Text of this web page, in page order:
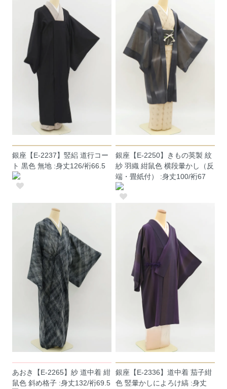
銀座【E-2237】竪絽 道行コー
ト 黒色 無地 :身丈126/裄66.5
銀座【E-2250】きもの英製 紋
紗 羽織 紺鼠色 横段暈かし（反
端・畳紙付） :身丈100/裄67
あおき【E-2265】紗 道中着 紺
鼠色 斜め格子 :身丈132/裄69.5
銀座【E-2336】道中着 茄子紺
色 竪暈かしによろけ縞 :身丈